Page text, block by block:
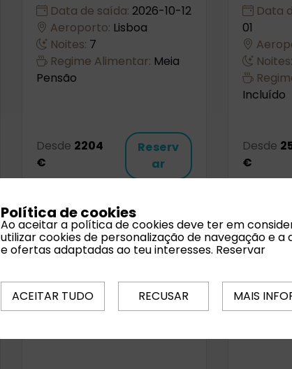
Data de saída: 2026-10-12
Aeroporto: Lisboa
Noites: 7
Regime Alimentar: Meia
Pensão
Desde 2204
€
Reserv
ar
Data
01
Noites:
Incluído
Desde
€
Política de cookies
Ao aceitar a política de cookies deve ter em
utilizar cookies de personalização de navegação e
e ofertas adaptadas ao teu interesses. Reservar
ACEITAR TUDO RECUSAR MAIS